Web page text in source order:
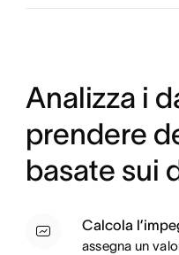
Analizza i
prendere
basate sui
Calcola
assegna un